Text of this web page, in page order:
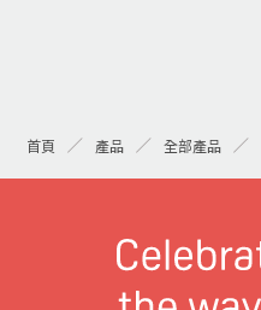
首頁 產品 全部產品